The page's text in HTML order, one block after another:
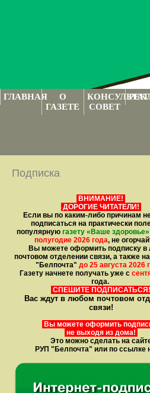
ГЛАВНАЯ
О
ГАЗЕТЕ
СОВЕТ
Подписка
ВНИМАНИЕ!
ДОРОГИЕ ЧИТАТЕЛИ!
Если вы по каким-либо причинам
подписаться на практически
популярную газету «Ваше здоровье»
полугодие 2026 года, не
Вы можете оформить подписку
почтовом отделении связи, а также
"Белпочта" до 25 августа 2026
Газету начнете получать уже с
года.
СПЕШИТЕ ПОДПИСАТЬСЯ!
Вас ждут в любом почтовом
связи!
Вы можете оформить
не выходя из дома!
Это можно сделать на
РУП "Белпочта" или по ссылке